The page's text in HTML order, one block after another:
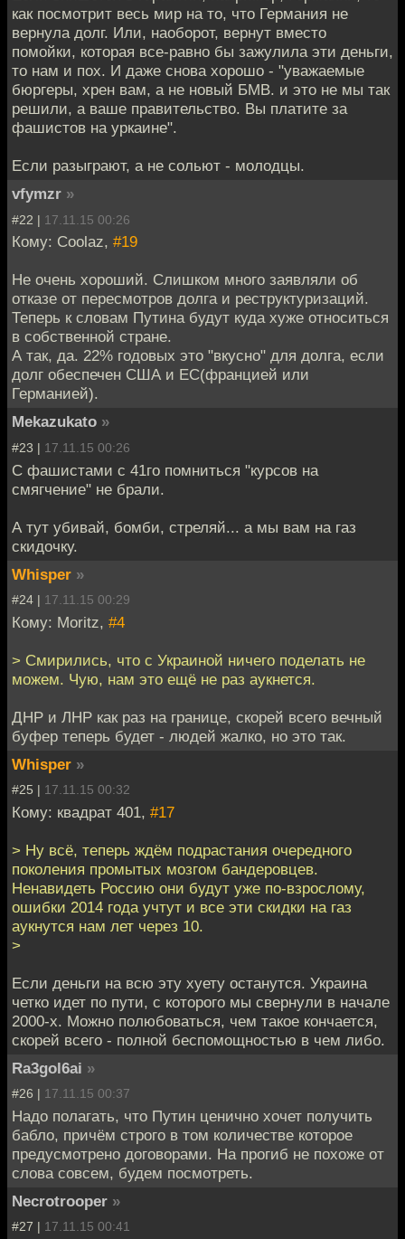
как посмотрит весь мир на то, что Германия не
вернула долг. Или, наоборот, вернут вместо
помойки, которая все-равно бы зажулила эти деньги,
то нам и пох. И даже снова хорошо - "уважаемые
бюргеры, хрен вам, а не новый БМВ. и это не мы так
решили, а ваше правительство. Вы платите за
фашистов на уркаине".
Если разыграют, а не сольют - молодцы.
vfymzr »
#22 | 17.11.15 00:26
Кому: Coolaz, #19
Не очень хороший. Слишком много заявляли об
отказе от пересмотров долга и реструктуризаций.
Теперь к словам Путина будут куда хуже относиться
в собственной стране.
А так, да. 22% годовых это "вкусно" для долга, если
долг обеспечен США и ЕС(францией или
Германией).
Mekazukato »
#23 | 17.11.15 00:26
С фашистами с 41го помниться "курсов на
смягчение" не брали.
А тут убивай, бомби, стреляй... а мы вам на газ
скидочку.
Whisper »
#24 | 17.11.15 00:29
Кому: Moritz, #4
> Смирились, что с Украиной ничего поделать не
можем. Чую, нам это ещё не раз аукнется.
ДНР и ЛНР как раз на границе, скорей всего вечный
буфер теперь будет - людей жалко, но это так.
Whisper »
#25 | 17.11.15 00:32
Кому: квадрат 401, #17
> Ну всё, теперь ждём подрастания очередного
поколения промытых мозгом бандеровцев.
Ненавидеть Россию они будут уже по-взрослому,
ошибки 2014 года учтут и все эти скидки на газ
аукнутся нам лет через 10.
>
Если деньги на всю эту хуету останутся. Украина
четко идет по пути, с которого мы свернули в начале
2000-х. Можно полюбоваться, чем такое кончается,
скорей всего - полной беспомощностью в чем либо.
Ra3gol6ai »
#26 | 17.11.15 00:37
Надо полагать, что Путин ценично хочет получить
бабло, причём строго в том количестве которое
предусмотрено договорами. На прогиб не похоже от
слова совсем, будем посмотреть.
Necrotrooper »
#27 | 17.11.15 00:41